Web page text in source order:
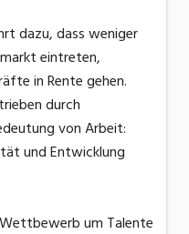
dazu, dass weniger
eintreten,
in Rente gehen.
durch
von Arbeit:
und Entwicklung
um Talente